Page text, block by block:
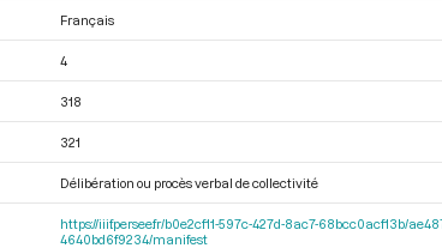
Français
4
318
321
Délibération ou procès verbal de collectivité
https://iiif.persee.fr/b0e2cf11-597c-427d-8ac7-68bcc0acf13b/
4640bd6f9234/manifest